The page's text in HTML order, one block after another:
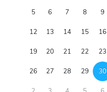
5 6 7 8 9
12 13 14 15 16
19 20 21 22 23
26 27 28 29 30
2 3 4 5 6